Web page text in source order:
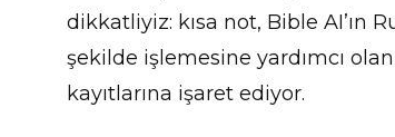
dikkatliyiz: kısa not, Bible AI’ın
şekilde işlemesine yardımcı
kayıtlarına işaret ediyor.